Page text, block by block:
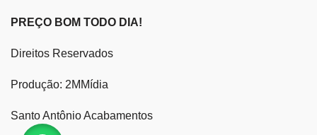
PREÇO BOM TODO DIA!
Direitos Reservados
Produção: 2MMídia
Santo Antônio Acabamentos